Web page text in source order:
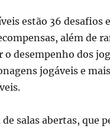
estão 36 desafios
além de
desempenho dos
jogáveis e
salas abertas, que